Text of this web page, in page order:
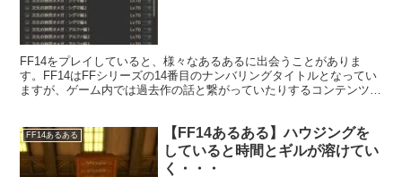
FF14をプレイしていると、様々なあるあるに出会うことがありま
す。FF14はFFシリーズの14番目のナンバリングタイトルとなってい
ますが、ゲーム内では過去作の話と繋がっていたりするコンテンツが
FF14あるある
【FF14あるある】ハウジングを
していると時間とギルが溶けてい
く・・・